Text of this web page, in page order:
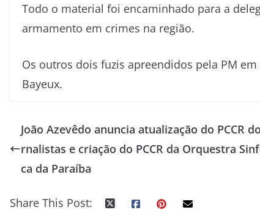
Todo o material foi encaminhado para a
armamento em crimes na região.
Os outros dois fuzis apreendidos pela PM
Bayeux.
João Azevêdo anuncia atualização do PCCR
rnalistas e criação do PCCR da Orquestra
ca da Paraíba
Share This Post: